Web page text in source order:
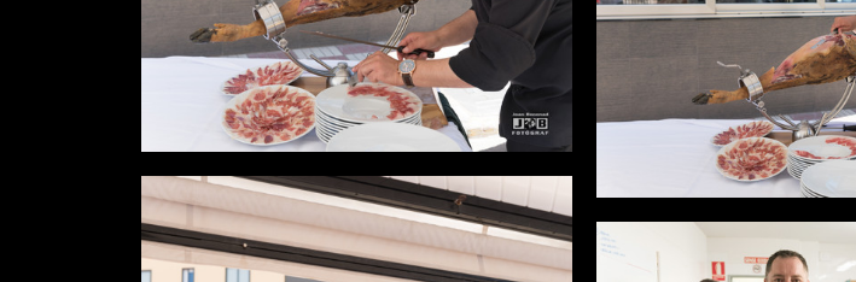
Desde 0,00 €
Desde 0,00 €